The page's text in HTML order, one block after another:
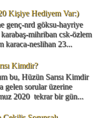
Kişiye Hediyem Var:)
nrd göksu-hayriye
mihriban csk-özlem
karaca-neslihan 23...
Kimdir?
bu, Hüzün Sarısı Kimdir
gelen sorular üzerine
2020 tekrar bir gün...